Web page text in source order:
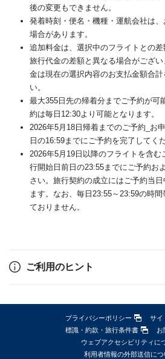
後の変更もできません。
発着時刻・便名・機種・運航会社は
場合があります。
追加料金は、選択中のフライトとの
旅行代金の差額と異なる場合がござ
金は現在の選択内容のお支払金額合
い。
最大355日先の帰着分までご予約が可
約は毎日12:30より可能となります。
2026年5月18日帰着までのご予約_お
日の16:59までにご予約を完了してく
2026年5月19日以降のフライトを含む
行開始日前日の23:55までにご予約お
さい。旅行契約の成立にはご予約当
ます。なお、毎日23:55～23:59の時
ておりません。
ご利用のヒント
プライバシーポリシー
サイ
標識・約款・旅行条件書
お
ウェブアクセシビリティに
利用者情報の外部送信につ